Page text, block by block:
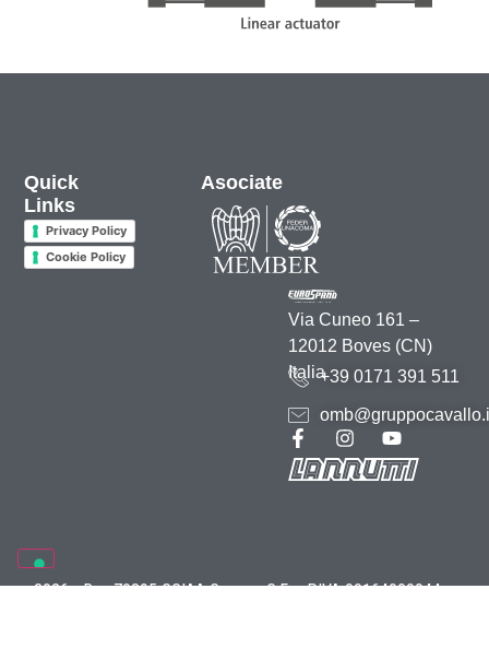
Via Cuneo 161 –
12012 Boves (CN)
Italia+39 0171 391 511
Quick
Links
Privacy Policy
Cookie Policy
Asociate
2026 • Rea 70895 CCIAA Cuneo • C.F. e P.IVA 00164000044 –